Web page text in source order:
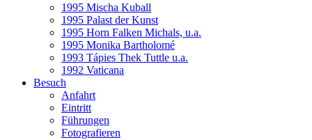
1995 Mischa Kuball
1995 Palast der Kunst
1995 Horn Falken Michals, u.a.
1995 Monika Bartholomé
1993 Tápies Thek Tuttle u.a.
1992 Vaticana
Besuch
Anfahrt
Eintritt
Führungen
Fotografieren